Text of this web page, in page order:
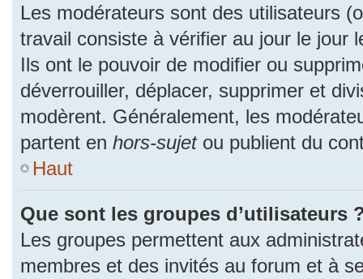
Les modérateurs sont des utilisateurs
travail consiste à vérifier au jour le jour
Ils ont le pouvoir de modifier ou
déverrouiller, déplacer, supprimer et
modèrent. Généralement, les
partent en hors-sujetou publient du
Haut
Que sont les groupes d’utilisateurs
Les groupes permettent aux
membres et des invités au forum et à